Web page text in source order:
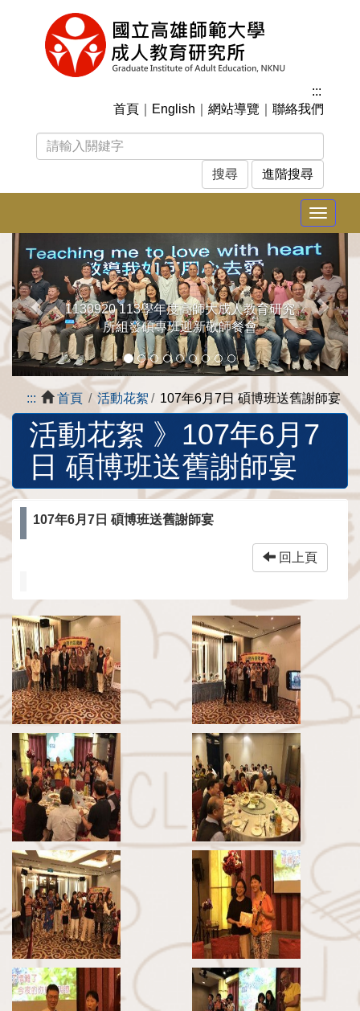
:::
首頁
English 網站導覽 聯絡我們
進階搜尋
Toggle
1130920 113學年度高師大成人教育研究
所組發碩專班迎新敬師餐會
上
一
張
下
一
張
::: 首頁 活動花絮 107年6月7日 碩博班送舊謝師宴
活動花絮 》 107年6月7
日 碩博班送舊謝師宴
107年6月7日 碩博班送舊謝師宴
回上頁